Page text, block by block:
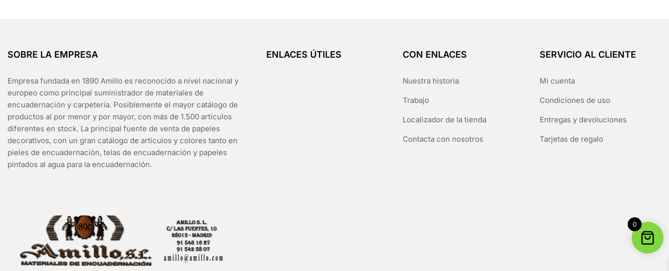
SOBRE LA EMPRESA
Empresa fundada en 1890 Amillo es reconocido a nivel nacional y
europeo como principal suministrador de materiales de
encuadernación y carpetería. Posiblemente el mayor catálogo de
productos al por menor y por mayor, con más de 1.500 artículos
diferentes en stock. La principal fuente de venta de papeles
decorativos, con un gran catálogo de artículos y colores tanto en
pieles de encuadernación, telas de encuadernación y papeles
pintados al agua para la encuadernación.
ENLACES ÚTILES CON ENLACES
Nuestra historia
Trabajo
Localizador de la tienda
Contacta con nosotros
SERVICIO AL CLIENTE
Mi cuenta
Condiciones de uso
Entregas y devoluciones
Tarjetas de regalo
0